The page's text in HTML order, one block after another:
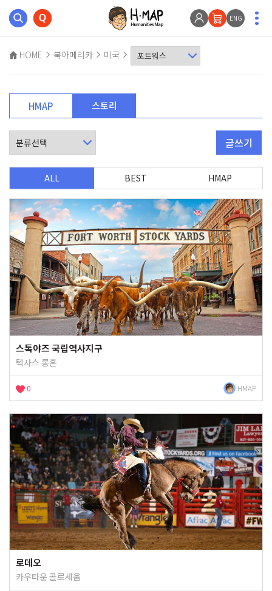
ENG
HOME 북아메리카 미국
HMAP 스토리
글쓰기
ALL BEST HMAP
스톡야즈 국립역사지구
텍사스 롱혼
0 HMAP
로데오
카우타운 콜로세움